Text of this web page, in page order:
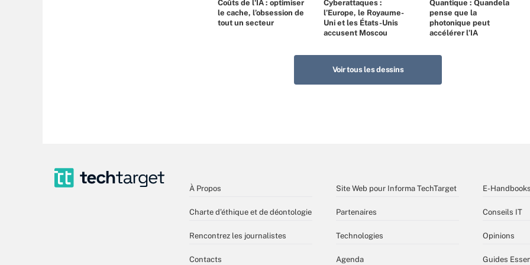
Coûts de l'IA : optimiser
le cache, l’obsession de
tout un secteur
Cyberattaques :
l’Europe, le Royaume-
Uni et les États-Unis
accusent Moscou
Quantique : Quandela
pense que la
photonique peut
accélérer l’IA
Voir tous les dessins
À Propos
Charte d’éthique et de déontologie
Rencontrez les journalistes
Contacts
Site Web pour Informa TechTarget
Partenaires
Technologies
Agenda
E-Handbooks
Conseils IT
Opinions
Guides